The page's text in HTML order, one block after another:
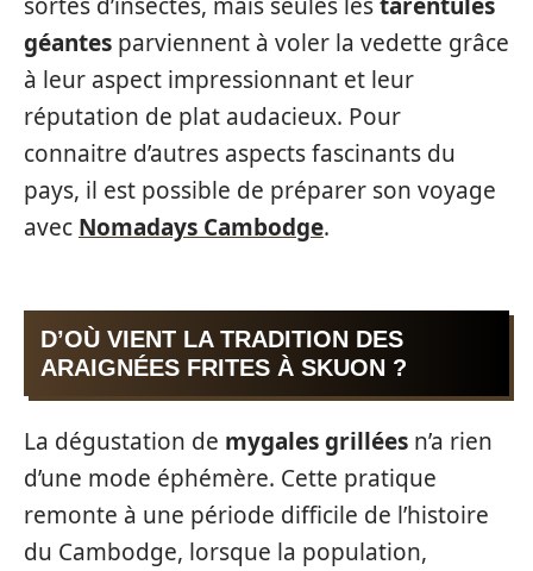
géantes parviennent à voler la vedette grâce
à leur aspect impressionnant et leur
réputation de plat audacieux. Pour
connaitre d’autres aspects fascinants du
pays, il est possible de préparer son voyage
avec Nomadays Cambodge.
D’OÙ VIENT LA TRADITION DES
ARAIGNÉES FRITES À SKUON ?
La dégustation de mygales grillées n’a rien
d’une mode éphémère. Cette pratique
remonte à une période difficile de l’histoire
du Cambodge, lorsque la population,